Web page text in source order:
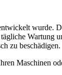
wurde.
zu beschädigen.
Maschinen